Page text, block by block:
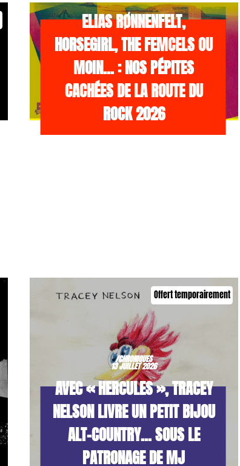
ELIAS RØNNENFELT,
HORSEGIRL, THE FEMCELS OU
MOIN… : NOS PÉPITES
CACHÉES DE LA ROUTE DU
ROCK 2026
Offert temporairement
/CHRONIQUES
13 JUILLET 2026
AVEC « HERCULES », TRACEY
NELSON LIVRE UN PETIT BIJOU
ALT-COUNTRY… SOUS LE
PATRONAGE DE MJ